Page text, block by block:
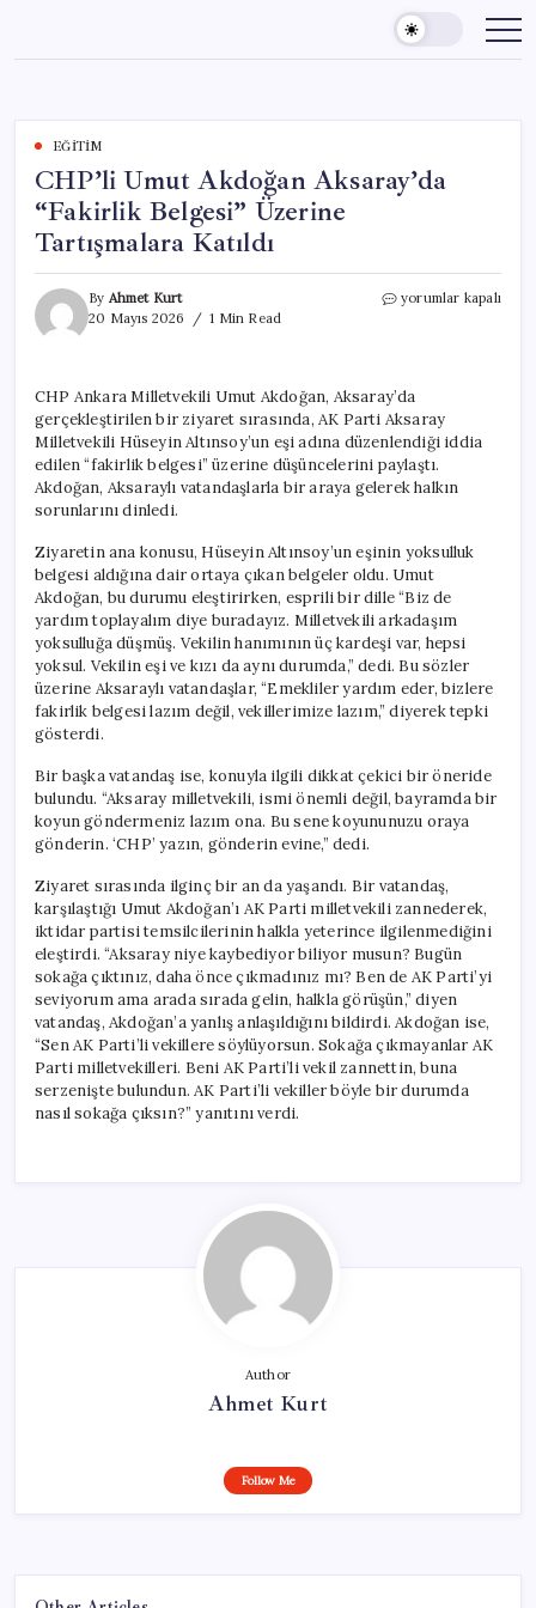
content
EĞITIM
CHP’li Umut Akdoğan Aksaray’da
“Fakirlik Belgesi” Üzerine
Tartışmalara Katıldı
By Ahmet Kurt
20 Mayıs 2026
1 Min Read
CHP’li
Belgesi”
Üzerine
Tartışmalara
Katıldı
için
yorumlar kapalı
CHP Ankara Milletvekili Umut Akdoğan, Aksaray’da
gerçekleştirilen bir ziyaret sırasında, AK Parti Aksaray
Milletvekili Hüseyin Altınsoy’un eşi adına düzenlendiği iddia
edilen “fakirlik belgesi” üzerine düşüncelerini paylaştı.
Akdoğan, Aksaraylı vatandaşlarla bir araya gelerek halkın
sorunlarını dinledi.
Ziyaretin ana konusu, Hüseyin Altınsoy’un eşinin yoksulluk
belgesi aldığına dair ortaya çıkan belgeler oldu. Umut
Akdoğan, bu durumu eleştirirken, esprili bir dille “Biz de
yardım toplayalım diye buradayız. Milletvekili arkadaşım
yoksulluğa düşmüş. Vekilin hanımının üç kardeşi var, hepsi
yoksul. Vekilin eşi ve kızı da aynı durumda,” dedi. Bu sözler
üzerine Aksaraylı vatandaşlar, “Emekliler yardım eder, bizlere
fakirlik belgesi lazım değil, vekillerimize lazım,” diyerek tepki
gösterdi.
Bir başka vatandaş ise, konuyla ilgili dikkat çekici bir öneride
bulundu. “Aksaray milletvekili, ismi önemli değil, bayramda bir
koyun göndermeniz lazım ona. Bu sene koyununuzu oraya
gönderin. ‘CHP’ yazın, gönderin evine,” dedi.
Ziyaret sırasında ilginç bir an da yaşandı. Bir vatandaş,
karşılaştığı Umut Akdoğan’ı AK Parti milletvekili zannederek,
iktidar partisi temsilcilerinin halkla yeterince ilgilenmediğini
eleştirdi. “Aksaray niye kaybediyor biliyor musun? Bugün
sokağa çıktınız, daha önce çıkmadınız mı? Ben de AK Parti’yi
seviyorum ama arada sırada gelin, halkla görüşün,” diyen
vatandaş, Akdoğan’a yanlış anlaşıldığını bildirdi. Akdoğan ise,
“Sen AK Parti’li vekillere söylüyorsun. Sokağa çıkmayanlar AK
Parti milletvekilleri. Beni AK Parti’li vekil zannettin, buna
serzenişte bulundun. AK Parti’li vekiller böyle bir durumda
nasıl sokağa çıksın?” yanıtını verdi.
Author
Ahmet Kurt
Follow Me